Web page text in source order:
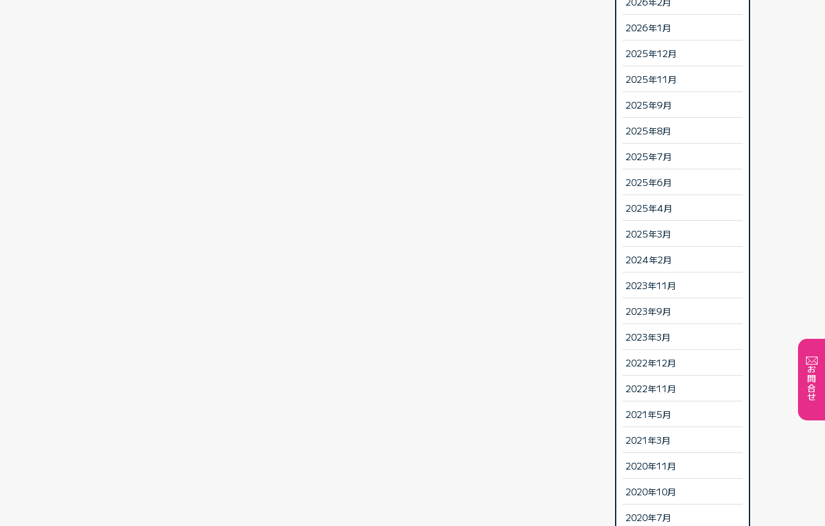
お問合せ
2026年1月
2025年12月
2025年11月
2025年9月
2025年8月
2025年7月
2025年6月
2025年4月
2025年3月
2024年2月
2023年11月
2023年9月
2023年3月
2022年12月
2022年11月
2021年5月
2021年3月
2020年11月
2020年10月
2020年7月